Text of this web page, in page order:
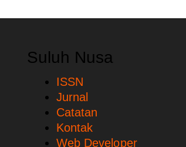
Suluh Nusa
ISSN
Jurnal
Catatan
Kontak
Web Developer